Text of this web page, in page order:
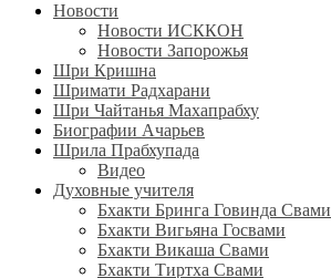
Новости
Новости ИСККОН
Новости Запорожья
Шри Кришна
Шримати Радхарани
Шри Чайтанья Махапрабху
Биографии Ачарьев
Шрила Прабхупада
Видео
Духовные учителя
Бхакти Бринга Говинда Свами
Бхакти Вигьяна Госвами
Бхакти Викаша Свами
Бхакти Тиртха Свами